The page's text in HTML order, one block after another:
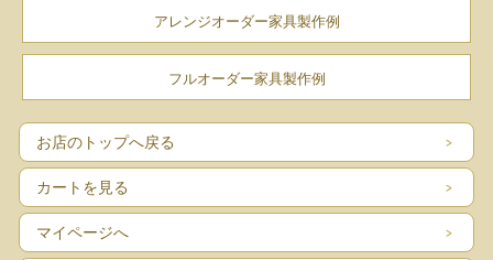
アレンジオーダー家具製作例
フルオーダー家具製作例
お店のトップへ戻る
カートを見る
マイページへ